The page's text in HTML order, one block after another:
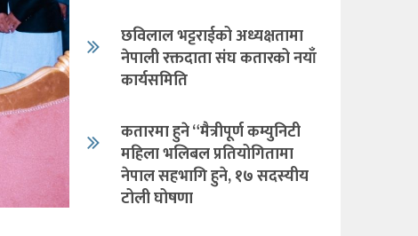
छविलाल भट्टराईको अध्यक्षतामा
नेपाली रक्तदाता संघ कतारको नयाँ
कार्यसमिति
कतारमा हुने “मैत्रीपूर्ण कम्युनिटी
महिला भलिबल प्रतियोगितामा
नेपाल सहभागि हुने, १७ सदस्यीय
टोली घोषणा